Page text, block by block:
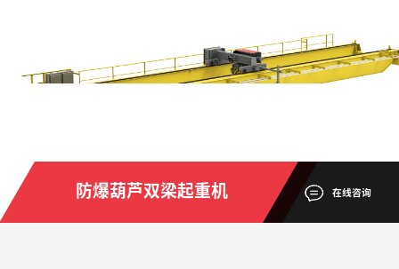
防爆葫芦双梁起重机 在线咨询